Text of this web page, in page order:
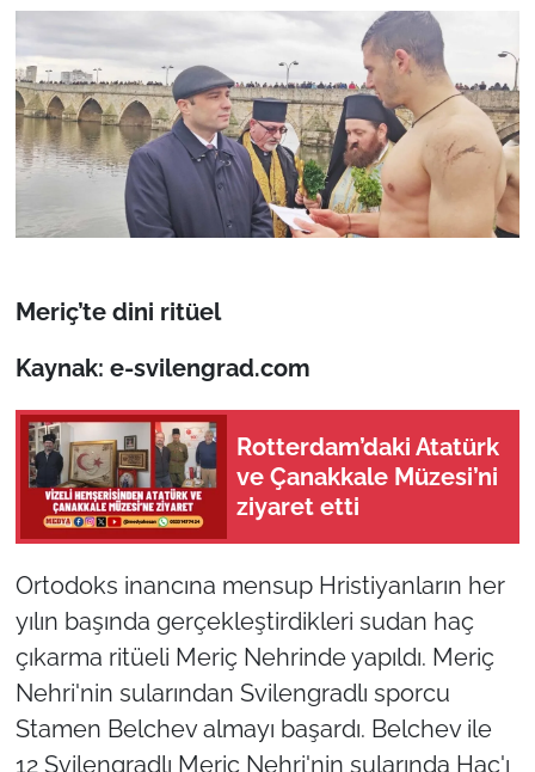
Meriç’te dini ritüel
Kaynak: e-svilengrad.com
Rotterdam’daki Atatürk
ve Çanakkale Müzesi’ni
ziyaret etti
Ortodoks inancına mensup Hristiyanların her
yılın başında gerçekleştirdikleri sudan haç
çıkarma ritüeli Meriç Nehrinde yapıldı. Meriç
Nehri'nin sularından Svilengradlı sporcu
Stamen Belchev almayı başardı. Belchev ile
12 Svilengradlı Meriç Nehri'nin sularında Haç'ı